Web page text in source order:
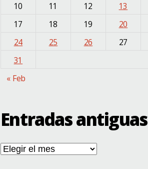
10
11 12 13
17
18 19 20
24
25 26 27
31
« Feb
Entradas antiguas
Entradas
antiguas